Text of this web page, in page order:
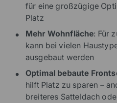
für eine großzügige
Platz
Mehr Wohnfläche: Für
kann bei vielen
ausgebaut werden
Optimal bebaute
hilft Platz zu sparen –
breiteres Satteldach